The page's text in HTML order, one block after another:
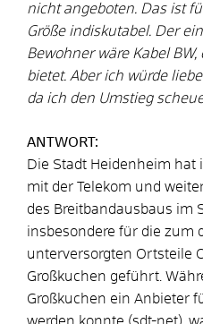
nicht angeboten. Das ist
Größe indiskutabel. Der
Bewohner wäre Kabel
bietet. Aber ich würde
da ich den Umstieg
ANTWORT:
Die Stadt Heidenheim hat
mit der Telekom und
des Breitbandausbaus im
insbesondere für die zum
unterversorgten Ortsteile
Großkuchen geführt.
Großkuchen ein Anbieter
werden konnte (sdt-net),